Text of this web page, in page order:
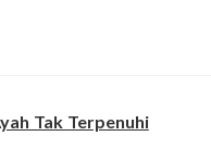
Tak Terpenuhi